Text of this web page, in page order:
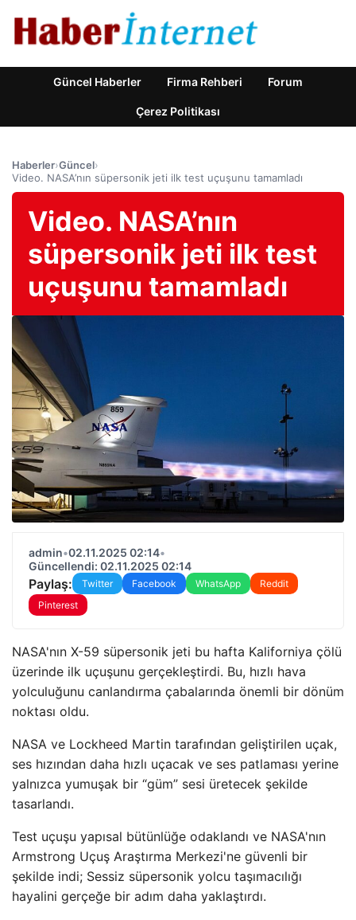
Güncel Haberler Firma Rehberi Forum
Çerez Politikası
Haberler›Güncel›
Video. NASA’nın süpersonik jeti ilk test uçuşunu tamamladı
Video. NASA’nın
süpersonik jeti ilk test
uçuşunu tamamladı
admin•02.11.2025 02:14•
Güncellendi: 02.11.2025 02:14
Paylaş: Twitter Facebook WhatsApp
Reddit
Pinterest
NASA'nın X-59 süpersonik jeti bu hafta Kaliforniya çölü
üzerinde ilk uçuşunu gerçekleştirdi. Bu, hızlı hava
yolculuğunu canlandırma çabalarında önemli bir dönüm
noktası oldu.
NASA ve Lockheed Martin tarafından geliştirilen uçak,
ses hızından daha hızlı uçacak ve ses patlaması yerine
yalnızca yumuşak bir “güm” sesi üretecek şekilde
tasarlandı.
Test uçuşu yapısal bütünlüğe odaklandı ve NASA'nın
Armstrong Uçuş Araştırma Merkezi'ne güvenli bir
şekilde indi; Sessiz süpersonik yolcu taşımacılığı
hayalini gerçeğe bir adım daha yaklaştırdı.